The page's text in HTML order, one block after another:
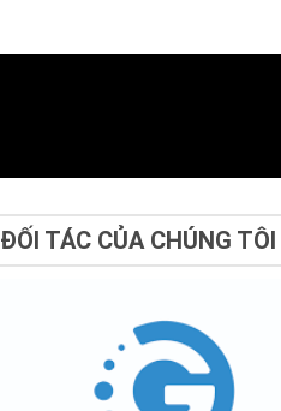
ĐỐI TÁC CỦA CHÚNG TÔI